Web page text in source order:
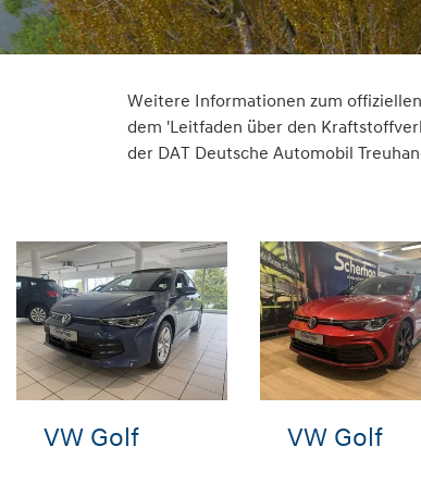
Weitere Informationen zum
dem 'Leitfaden über den
der DAT Deutsche Automobil
VW Golf VW Golf